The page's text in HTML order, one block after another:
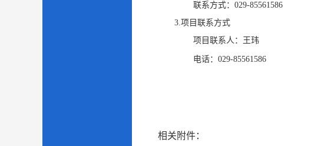
联系方式： 029-85561586
3.项目联系方式
项目联系人：
王玮
电话： 029-85561586
相关附件：